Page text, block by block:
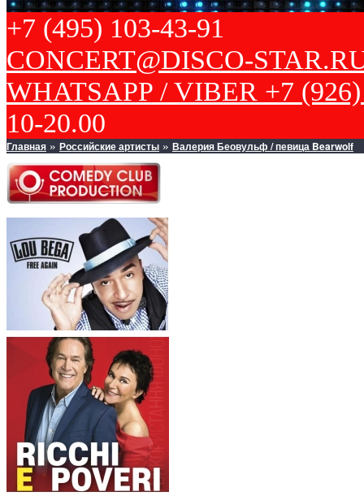
+7 (495) 103-43-91
CONCERT@DISCO-
WHATSAPP / VIBER +7
10-20.00
Главная » Российские артисты » Валерия Беовульф / певица Bearwolf